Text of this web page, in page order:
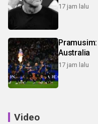
17 jam lalu
Australia
17 jam lalu
Video